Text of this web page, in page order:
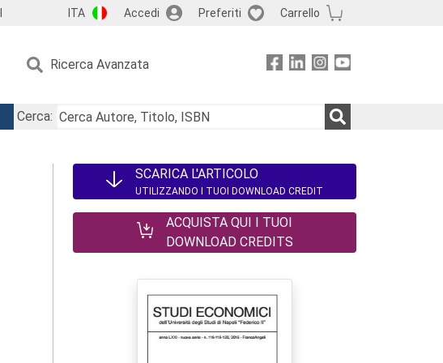
ITA Accedi Preferiti Carrello
Ricerca Avanzata
Cerca:
SCARICA L'ARTICOLO
UTILIZZANDO I TUOI DOWNLOAD CREDIT
ACQUISTA QUI I TUOI
DOWNLOAD CREDITS